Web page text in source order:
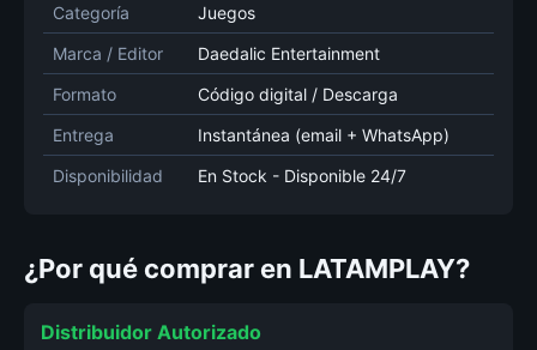
Categoría
Juegos
Marca / Editor
Daedalic Entertainment
Formato
Código digital / Descarga
Entrega
Instantánea (email + WhatsApp)
Disponibilidad
En Stock - Disponible 24/7
¿Por qué comprar en LATAMPLAY?
Distribuidor Autorizado